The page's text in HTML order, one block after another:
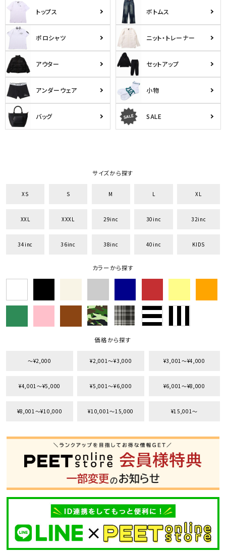
トップス ボトムス
ポロシャツ ニット・トレーナー
アウター セットアップ
アンダーウェア 小物
バッグ SALE
サイズから探す
XS S M L XL
XXL XXXL 29inc 30inc 32inc
34inc 36inc 38inc 40inc KIDS
カラーから探す
価格から探す
〜¥2,000 ¥2,001〜¥3,000 ¥3,001〜¥4,000
¥4,001〜¥5,000 ¥5,001〜¥6,000 ¥6,001〜¥8,000
¥8,001〜¥10,000 ¥10,001〜15,000 ¥15,001〜